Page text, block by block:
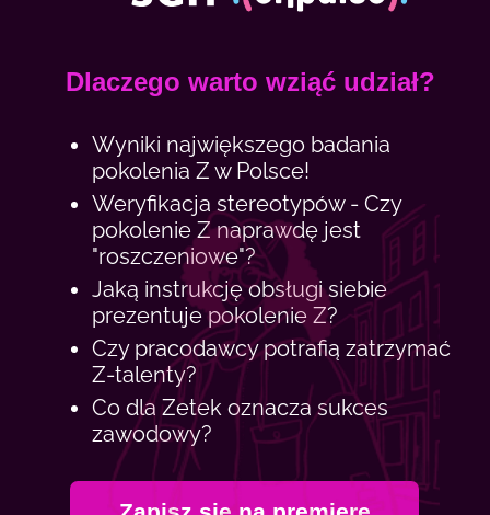
Wyniki największego badania
pokolenia Z w Polsce!
Weryfikacja stereotypów - Czy
pokolenie Z naprawdę jest
"roszczeniowe"?
Jaką instrukcję obsługi siebie
prezentuje pokolenie Z?
Czy pracodawcy potrafią zatrzymać
Z-talenty?
Co dla Zetek oznacza sukces
zawodowy?
Dlaczego warto wziąć udział?